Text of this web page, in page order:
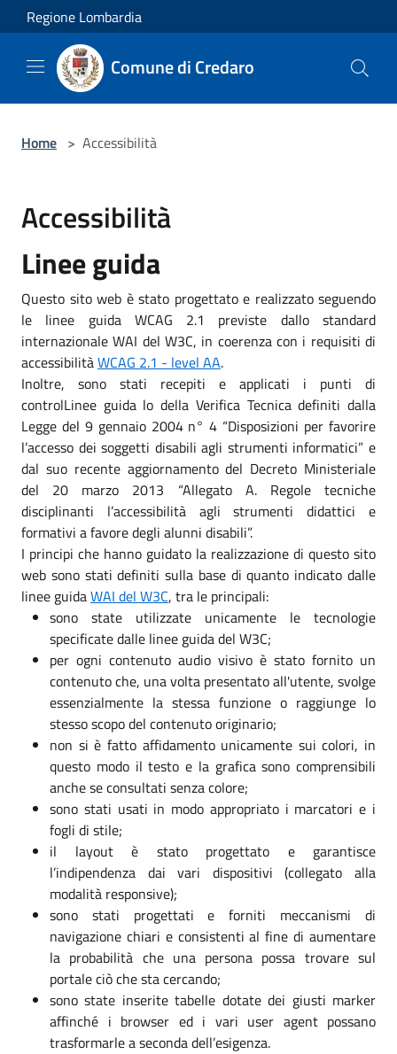
Salta al contenuto principale
Regione Lombardia
Comune di Credaro
Home > Accessibilità
Accessibilità
Linee guida
Questo sito web è stato progettato e realizzato seguendo
le linee guida WCAG 2.1 previste dallo standard
internazionale WAI del W3C, in coerenza con i requisiti di
accessibilitàWCAG 2.1 - level AA.
Inoltre, sono stati recepiti e applicati i punti di
controlLinee guida lo della Verifica Tecnica definiti dalla
Legge del 9 gennaio 2004 n° 4 “Disposizioni per favorire
l’accesso dei soggetti disabili agli strumenti informatici” e
dal suo recente aggiornamento del Decreto Ministeriale
del 20 marzo 2013 “Allegato A. Regole tecniche
disciplinanti l’accessibilità agli strumenti didattici e
formativi a favore degli alunni disabili”.
I principi che hanno guidato la realizzazione di questo sito
web sono stati definiti sulla base di quanto indicato dalle
linee guidaWAI del W3C, tra le principali:
sono state utilizzate unicamente le tecnologie
specificate dalle linee guida del W3C;
per ogni contenuto audio visivo è stato fornito un
contenuto che, una volta presentato all'utente, svolge
essenzialmente la stessa funzione o raggiunge lo
stesso scopo del contenuto originario;
non si è fatto affidamento unicamente sui colori, in
questo modo il testo e la grafica sono comprensibili
anche se consultati senza colore;
sono stati usati in modo appropriato i marcatori e i
fogli di stile;
il layout è stato progettato e garantisce
l’indipendenza dai vari dispositivi (collegato alla
modalità responsive);
sono stati progettati e forniti meccanismi di
navigazione chiari e consistenti al fine di aumentare
la probabilità che una persona possa trovare sul
portale ciò che sta cercando;
sono state inserite tabelle dotate dei giusti marker
affinché i browser ed i vari user agent possano
trasformarle a seconda dell’esigenza.